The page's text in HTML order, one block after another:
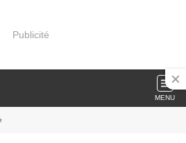
Publicité
MENU